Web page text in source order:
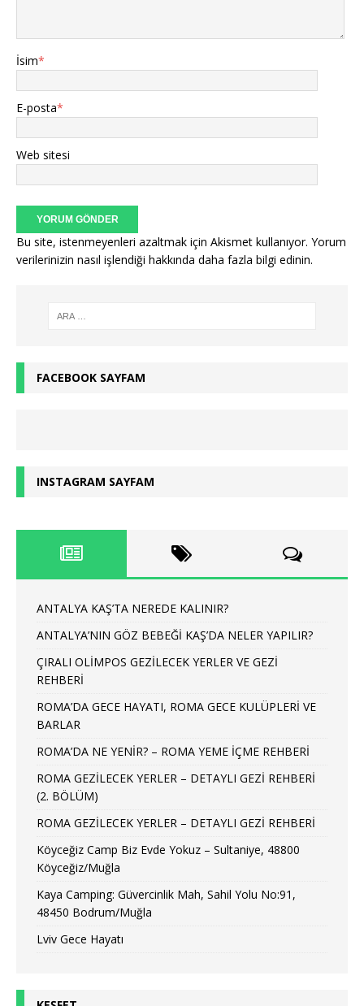
İsim*
E-posta*
Web sitesi
Bu site, istenmeyenleri azaltmak için Akismet kullanıyor. Yorum
verilerinizin nasıl işlendiği hakkında daha fazla bilgi edinin.
FACEBOOK SAYFAM
INSTAGRAM SAYFAM
ANTALYA KAŞ’TA NEREDE KALINIR?
ANTALYA’NIN GÖZ BEBEĞİ KAŞ’DA NELER YAPILIR?
ÇIRALI OLİMPOS GEZİLECEK YERLER VE GEZİ
REHBERİ
ROMA’DA GECE HAYATI, ROMA GECE KULÜPLERİ VE
BARLAR
ROMA’DA NE YENİR? – ROMA YEME İÇME REHBERİ
ROMA GEZİLECEK YERLER – DETAYLI GEZİ REHBERİ
(2. BÖLÜM)
ROMA GEZİLECEK YERLER – DETAYLI GEZİ REHBERİ
Köyceğiz Camp Biz Evde Yokuz – Sultaniye, 48800
Köyceğiz/Muğla
Kaya Camping: Güvercinlik Mah, Sahil Yolu No:91,
48450 Bodrum/Muğla
Lviv Gece Hayatı